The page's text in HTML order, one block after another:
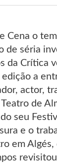
Cena o
de séria
da Crítica
a
actor,
Teatro de
seu
e o
em